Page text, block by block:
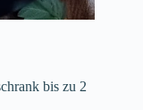
bis zu 2